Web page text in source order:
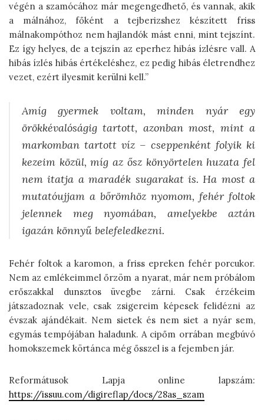
végén a szamócához már megengedhető, és vannak, akik
a málnához, főként a tejberizshez készített friss
málnakompóthoz nem hajlandók mást enni, mint tejszínt.
Ez így helyes, de a tejszín az eperhez hibás ízlésre vall. A
hibás ízlés hibás értékeléshez, ez pedig hibás életrendhez
vezet, ezért ilyesmit kerülni kell.”
Amíg gyermek voltam, minden nyár egy
örökkévalóságig tartott, azonban most, mint a
markomban tartott víz – cseppenként folyik ki
kezeim közül, míg az ősz könyörtelen huzata fel
nem itatja a maradék sugarakat is. Ha most a
mutatóujjam a bőrömhöz nyomom, fehér foltok
jelennek meg nyomában, amelyekbe aztán
igazán könnyű belefeledkezni.
Fehér foltok a karomon, a friss epreken fehér porcukor.
Nem az emlékeimmel őrzöm a nyarat, már nem próbálom
erőszakkal dunsztos üvegbe zárni. Csak érzékeim
játszadoznak vele, csak zsigereim képesek felidézni az
évszak ajándékait. Nem sietek és nem siet a nyár sem,
egymás tempójában haladunk. A cipőm orrában megbúvó
homokszemek körtánca még ősszel is a fejemben jár.
Reformátusok Lapja online lapszám:
https://issuu.com/digireflap/docs/28as_szam